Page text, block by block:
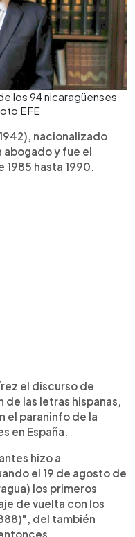
los 94 nicaragüenses
EFE
nacionalizado
abogado y fue el
hasta 1990.
el discurso de
las letras hispanas,
el paraninfo de la
en España.
hizo a
el 19 de agosto de
los primeros
de vuelta con los
del también